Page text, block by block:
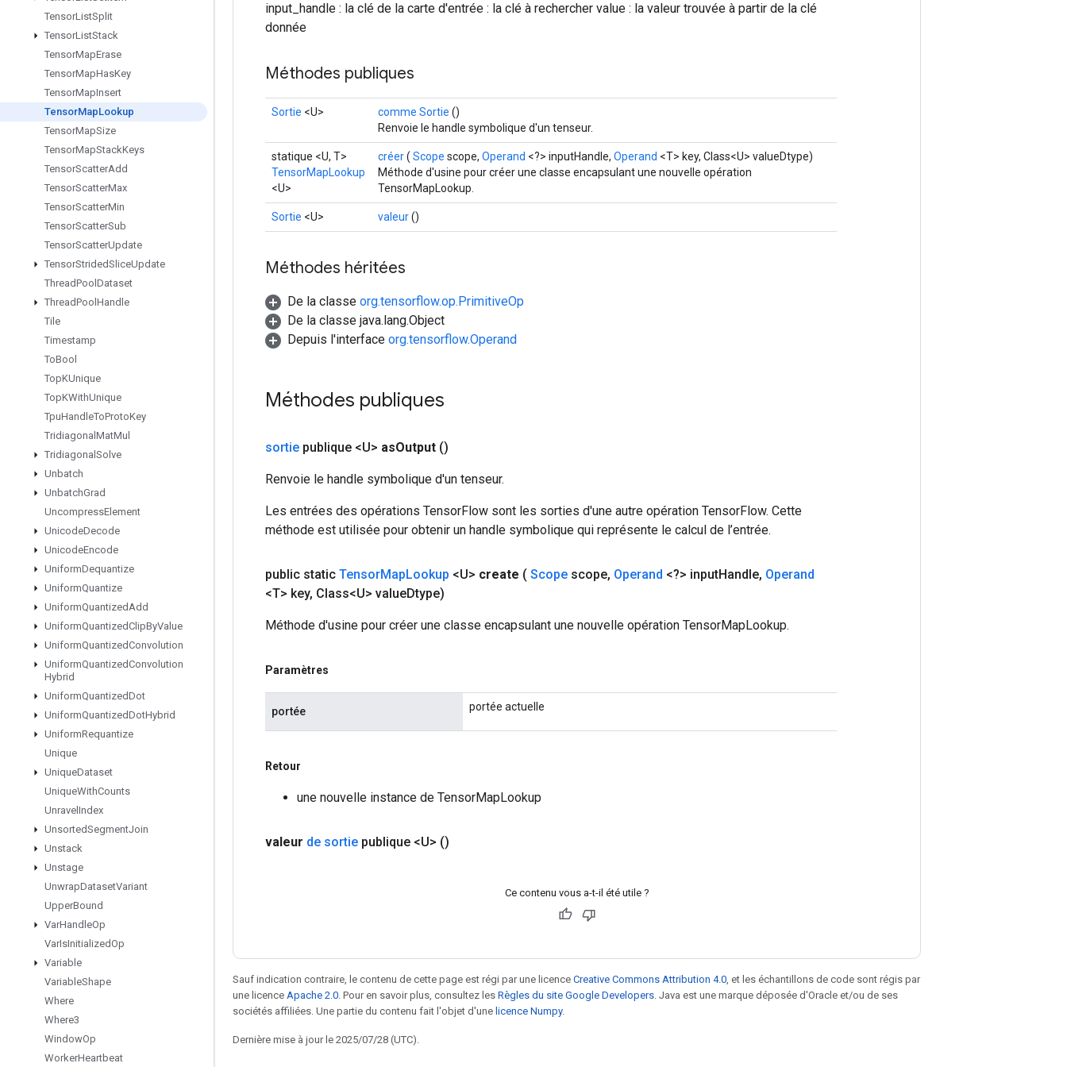
TensorListSplit
TensorListStack
TensorMapErase
TensorMapHasKey
TensorMapInsert
TensorMapLookup
TensorMapSize
TensorMapStackKeys
TensorScatterAdd
TensorScatterMax
TensorScatterMin
TensorScatterSub
TensorScatterUpdate
TensorStridedSliceUpdate
ThreadPool Dataset
ThreadPool Handle
Tile
Timestamp
ToBool
TopKUnique
TopKWithUnique
TpuHandleToProtoKey
Tridiagonal MatMul
Tridiagonal Solve
Unbatch
UnbatchGrad
UncompressElement
UnicodeDecode
UnicodeEncode
UniformDequantize
UniformQuantize
UniformQuantizedAdd
UniformQuantizedClipByValue
UniformQuantizedConvolution
UniformQuantizedConvolution
Hybrid
UniformQuantizedDot
UniformQuantizedDotHybrid
UniformRequantize
Unique
UniqueDataset
UniqueWithCounts
Unravel Index
UnsortedSegmentJoin
Unstack
Unstage
UnwrapDatasetVariant
UpperBound
VarHandleOp
VarIsInitializedOp
Variable
VariableShape
Where
Where3
WindowOp
WorkerHeartbeat
input_handle : la clé de la carte d'entrée : la clé à rechercher value : la valeur trouvée à partir de la clé
donnée
Méthodes publiques
Sortie <U> comme Sortie ()
Renvoie le handle symbolique d'un tenseur.
statique <U, T>
TensorMapLookup
<U>
créer( Scope scope, Operand <?> inputHandle, Operand <T> key, Class<U> valueDtype)
Méthode d'usine pour créer une classe encapsulant une nouvelle opération
TensorMapLookup.
Sortie <U> valeur()
Méthodes héritées
De la classe org.tensorflow.op.PrimitiveOp
De la classe java.lang.Object
Depuis l'interface org.tensorflow.Operand
Méthodes publiques
sortie publique <U> asOutput ()
Renvoie le handle symbolique d'un tenseur.
Les entrées des opérations TensorFlow sont les sorties d'une autre opération TensorFlow. Cette
méthode est utilisée pour obtenir un handle symbolique qui représente le calcul de l’entrée.
public static TensorMapLookup <U> create ( Scope scope, Operand <?> inputHandle, Operand
<T> key, Class<U> valueDtype)
Méthode d'usine pour créer une classe encapsulant une nouvelle opération TensorMapLookup.
Paramètres
portée portée actuelle
Retour
une nouvelle instance de TensorMapLookup
valeur de sortie publique <U> ()
Ce contenu vous a-t-il été utile ?
Sauf indication contraire, le contenu de cette page est régi par une licence Creative Commons Attribution 4.0 , et les échantillons de code sont régis par
une licence Apache 2.0 . Pour en savoir plus, consultez les Règles du site Google Developers . Java est une marque déposée d'Oracle et/ou de ses
sociétés affiliées. Une partie du contenu fait l'objet d'une licence Numpy.
Dernière mise à jour le 2025/07/28 (UTC).